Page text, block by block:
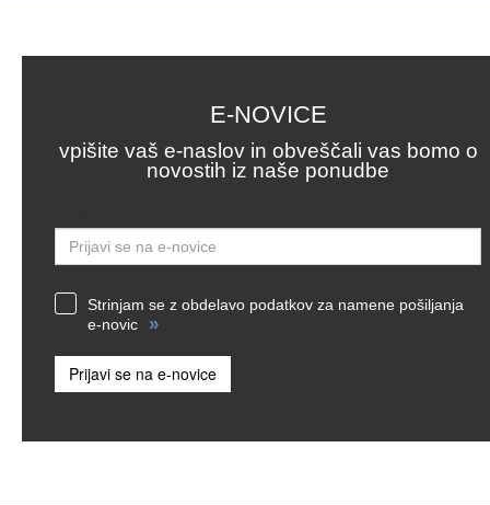
E-NOVICE
vpišite vaš e-naslov in obveščali vas bomo o
novostih iz naše ponudbe
Strinjam se z obdelavo podatkov za namene pošiljanja
e-novic
»
Prijavi se na e-novice